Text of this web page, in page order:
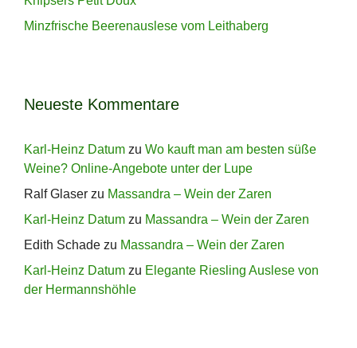
Minzfrische Beerenauslese vom Leithaberg
Neueste Kommentare
Karl-Heinz Datum zu Wo kauft man am besten süße
Weine? Online-Angebote unter der Lupe
Ralf Glaser zu Massandra – Wein der Zaren
Karl-Heinz Datum zu Massandra – Wein der Zaren
Edith Schade zu Massandra – Wein der Zaren
Karl-Heinz Datum zu Elegante Riesling Auslese von
der Hermannshöhle